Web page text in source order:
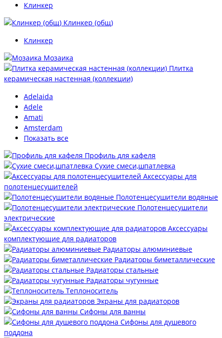
Клинкер
Клинкер (общ)
Клинкер
Мозаика
Плитка
керамическая настенная (коллекции)
Adelaida
Adele
Amati
Amsterdam
Показать все
Профиль для кафеля
Сухие смеси,шпатлевка
Аксессуары для
полотенцесушителей
Полотенцесушители водяные
Полотенцесушители
электрические
Аксессуары
комплектующие для радиаторов
Радиаторы алюминиевые
Радиаторы биметаллические
Радиаторы стальные
Радиаторы чугунные
Теплоноситель
Экраны для радиаторов
Сифоны для ванны
Сифоны для душевого
поддона